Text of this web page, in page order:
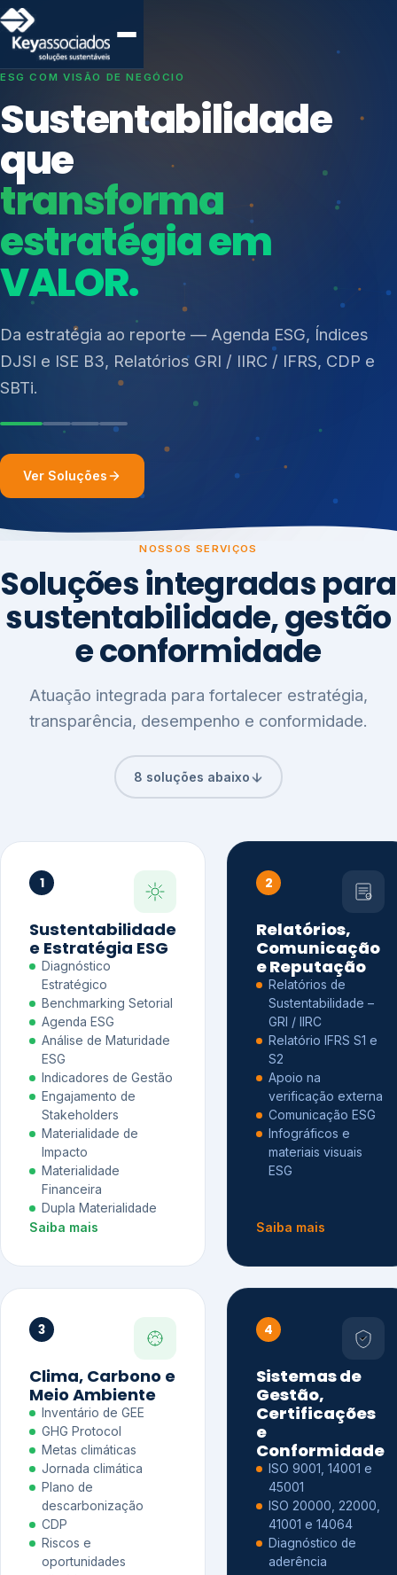
SISTEMAS DE GESTÃO OTIMIZADOS E INTEGRADOS
Conformidade que
protege seu
negócio.
Consultoria, auditoria e treinamentos em ISO 27001,
ISO 27701, ISO 42001, ISO 37001, ISO 9001, ISO
14001, ISO 45001, ONA e PNQ — Gestão de
resíduos sólidos (PGRS/PMGRS).
Índices de Mercado
Mudanças Climáticas
Reputação e Cadeia
Reporte Regulatório
Ver Soluções
NOSSOS SERVIÇOS
Soluções integradas para
sustentabilidade, gestão
e conformidade
Atuação integrada para fortalecer estratégia,
transparência, desempenho e conformidade.
8 soluções abaixo
1
Sustentabilidade
e Estratégia ESG
Diagnóstico
Estratégico
Benchmarking Setorial
Agenda ESG
Análise de Maturidade
ESG
Indicadores de Gestão
Engajamento de
Stakeholders
Materialidade de
Impacto
Materialidade
Financeira
Dupla Materialidade
Saiba mais
2
Relatórios,
Comunicação
e Reputação
Relatórios de
Sustentabilidade –
GRI / IIRC
Relatório IFRS S1 e
S2
Apoio na
verificação externa
Comunicação ESG
Infográficos e
materiais visuais
ESG
Saiba mais
3
Clima, Carbono e
Meio Ambiente
Inventário de GEE
GHG Protocol
Metas climáticas
Jornada climática
Plano de
descarbonização
CDP
Riscos e
oportunidades
4
Sistemas de
Gestão,
Certificações
e
Conformidade
ISO 9001, 14001 e
45001
ISO 20000, 22000,
41001 e 14064
Diagnóstico de
aderência